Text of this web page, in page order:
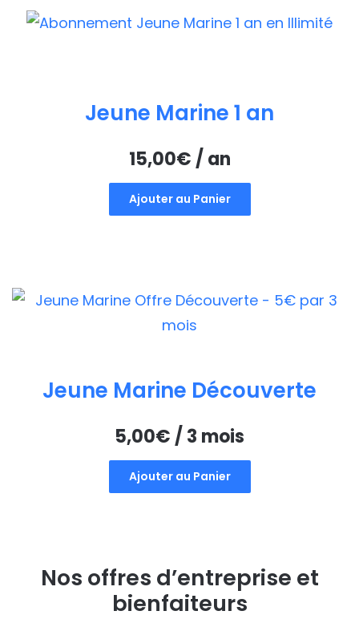
Jeune Marine 1 an
15,00€ / an
Ajouter au Panier
Jeune Marine Découverte
5,00€ / 3 mois
Ajouter au Panier
Nos offres d’entreprise et
bienfaiteurs